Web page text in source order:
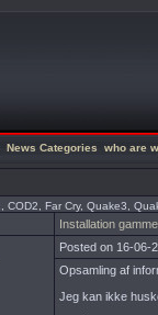
News Categories who are
COD2, Far Cry, Quake3,
Installation
Posted on 16-06-
Opsamling af
Jeg kan ikke